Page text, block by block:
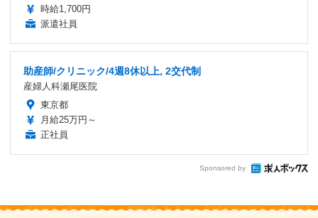
時給1,700円
派遣社員
助産師/クリニック/4週8休以上, 2交代制
産婦人科瀬尾医院
東京都
月給25万円～
正社員
Sponsored by